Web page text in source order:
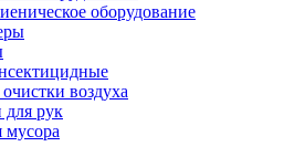
оборудование
воздуха
рук